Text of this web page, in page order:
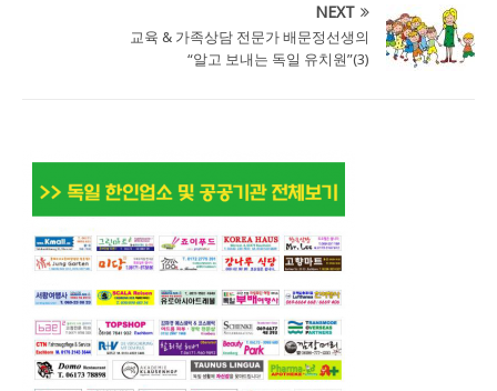
NEXT
교육 & 가족상담 전문가 배문정선생의
“알고 보내는 독일 유치원”(3)